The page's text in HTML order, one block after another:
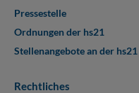
Pressestelle
Ordnungen der hs21
Stellenangebote an der hs21
Rechtliches